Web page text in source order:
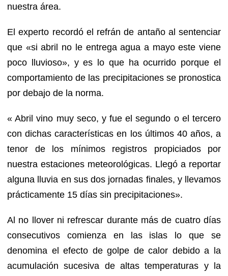
nuestra área.
El experto recordó el refrán de antaño al sentenciar
que «si abril no le entrega agua a mayo este viene
poco lluvioso», y es lo que ha ocurrido porque el
comportamiento de las precipitaciones se pronostica
por debajo de la norma.
« Abril vino muy seco, y fue el segundo o el tercero
con dichas características en los últimos 40 años, a
tenor de los mínimos registros propiciados por
nuestra estaciones meteorológicas. Llegó a reportar
alguna lluvia en sus dos jornadas finales, y llevamos
prácticamente 15 días sin precipitaciones».
Al no llover ni refrescar durante más de cuatro días
consecutivos comienza en las islas lo que se
denomina el efecto de golpe de calor debido a la
acumulación sucesiva de altas temperaturas y la